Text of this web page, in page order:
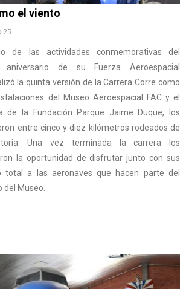
el viento
25
de las actividades conmemorativas del
aniversario de su Fuerza Aeroespacial
la quinta versión de la Carrera Corre como
del Museo Aeroespacial FAC y el
de la Fundación Parque Jaime Duque, los
entre cinco y diez kilómetros rodeados de
Una vez terminada la carrera los
la oportunidad de disfrutar junto con sus
total a las aeronaves que hacen parte del
Museo.